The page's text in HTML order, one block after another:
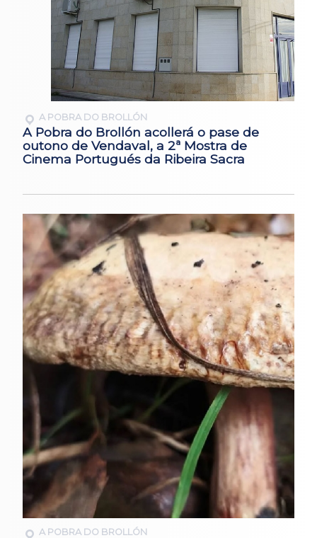
A POBRA DO BROLLÓN
A Pobra do Brollón acollerá o pase de
outono de Vendaval, a 2ª Mostra de
Cinema Portugués da Ribeira Sacra
A POBRA DO BROLLÓN